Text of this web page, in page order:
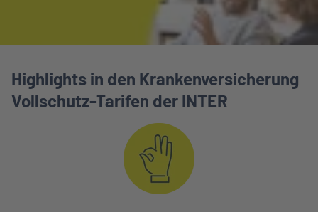
Highlights in den Krankenversicherung
Vollschutz-Tarifen der INTER